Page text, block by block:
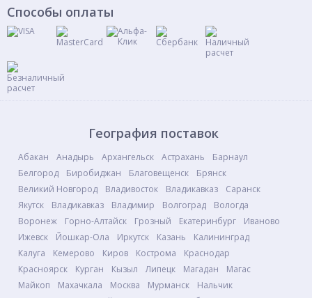
Способы оплаты
География поставок
Абакан Анадырь Архангельск Астрахань
Барнаул
Белгород
Биробиджан Благовещенск
Брянск
Великий Новгород
Владивосток Владикавказ
Саранск
Якутск
Владикавказ Владимир Волгоград
Вологда
Воронеж
Горно-Алтайск Грозный Екатеринбург
Иваново
Ижевск
Йошкар-Ола Иркутск Казань
Калининград
Калуга
Кемерово Киров Кострома
Краснодар
Красноярск
Курган Кызыл Липецк Магадан
Магас
Майкоп
Махачкала Москва Мурманск
Нальчик